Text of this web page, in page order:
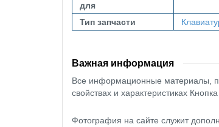
для
Тип запчасти
Важная информация
Все информационные материалы,
свойствах и характеристиках
Фотография на сайте служит